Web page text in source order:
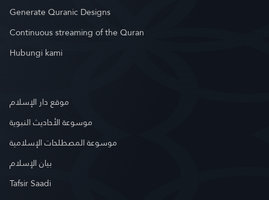
Generate Quranic Designs
Continuous streaming of the Quran
Hubungi kami
موقع دار الإسلام
موسوعة الأحاديث النبوية
موسوعة المصطلحات الإسلامية
بيان الإسلام
Tafsir Saadi